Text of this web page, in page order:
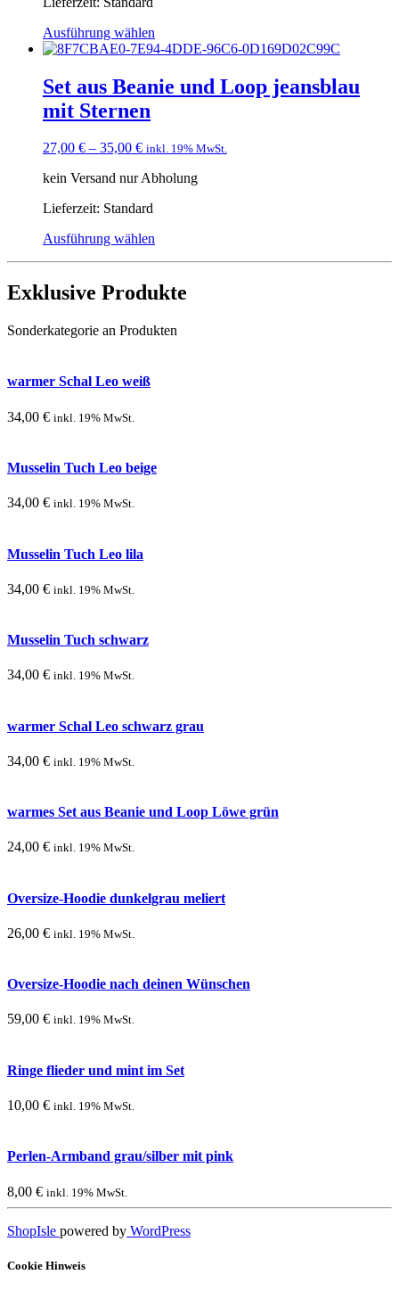
Ausführung wählen
Set aus Beanie und Loop jeansblau
mit Sternen
27,00 € – 35,00 € inkl. 19% MwSt.
kein Versand nur Abholung
Lieferzeit: Standard
Ausführung wählen
Exklusive Produkte
Sonderkategorie an Produkten
warmer Schal Leo weiß
34,00 € inkl. 19% MwSt.
Musselin Tuch Leo beige
34,00 € inkl. 19% MwSt.
Musselin Tuch Leo lila
34,00 € inkl. 19% MwSt.
Musselin Tuch schwarz
34,00 € inkl. 19% MwSt.
warmer Schal Leo schwarz grau
34,00 € inkl. 19% MwSt.
warmes Set aus Beanie und Loop Löwe grün
24,00 € inkl. 19% MwSt.
Oversize-Hoodie dunkelgrau meliert
26,00 € inkl. 19% MwSt.
Oversize-Hoodie nach deinen Wünschen
59,00 € inkl. 19% MwSt.
Ringe flieder und mint im Set
10,00 € inkl. 19% MwSt.
Perlen-Armband grau/silber mit pink
8,00 € inkl. 19% MwSt.
ShopIsle powered by WordPress
Cookie Hinweis